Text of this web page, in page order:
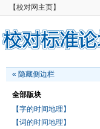
【校对网主页】
« 隐藏侧边栏
全部版块
【字的时间地理】
【词的时间地理】